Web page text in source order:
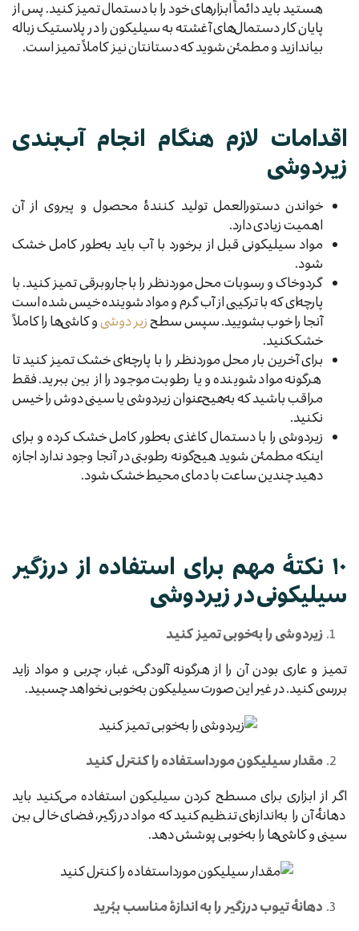
هستید باید دائماً ابزارهای خود را با دستمال تمیز کنید. پس از
پایان کار دستمال‌های آغشته به سیلیکون را در پلاستیک زباله
بیاندازید و مطمئن شوید که دستانتان نیز کاملاً تمیز است.
اقدامات لازم هنگام انجام آب‌بندی
زیردوشی
خواندن دستورالعمل تولید کنندهٔ محصول و پیروی از آن
اهمیت زیادی دارد.
مواد سیلیکونی قبل از برخورد با آب باید به‌طور کامل خشک
شود.
گردوخاک و رسوبات محل موردنظر را با جاروبرقی تمیز کنید. با
پارچه‌ای که با ترکیبی از آب گرم و مواد شوینده خیس شده است
آنجا را خوب بشویید. سپس سطحزیر دوشیو کاشی‌ها را کاملاً
خشک‌کنید.
برای آخرین بار محل موردنظر را با پارچه‌ای خشک تمیز کنید تا
هرگونه مواد شوینده و یا رطوبت موجود را از بین ببرید. فقط
مراقب باشید که به‌هیچ‌عنوان زیردوشی یا سینی دوش را خیس
نکنید.
زیردوشی را با دستمال کاغذی به‌طور کامل خشک کرده و برای
اینکه مطمئن شوید هیچ‌گونه رطوبتی در آنجا وجود ندارد اجازه
دهید چندین ساعت با دمای محیط خشک شود.
۱۰ نکتهٔ مهم برای استفاده از درزگیر
سیلیکونی در زیردوشی
زیردوشی را به‌خوبی تمیز کنید
تمیز و عاری بودن آن را از هرگونه آلودگی، غبار، چربی و مواد زاید
بررسی کنید. در غیر این صورت سیلیکون به‌خوبی نخواهد چسبید.
مقدار سیلیکون مورداستفاده را کنترل کنید
اگر از ابزاری برای مسطح کردن سیلیکون استفاده می‌کنید باید
دهانهٔ آن را به‌اندازه‌ای تنظیم کنید که مواد درزگیر، فضای خالی بین
سینی و کاشی‌ها را به‌خوبی پوشش دهد.
دهانهٔ تیوب درزگیر را به اندازهٔ مناسب ببُرید